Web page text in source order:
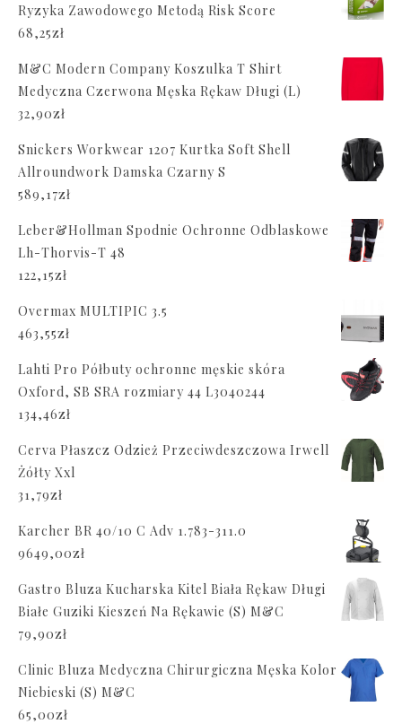
Ryzyka Zawodowego Metodą Risk Score
68,25zł
M&C Modern Company Koszulka T Shirt
Medyczna Czerwona Męska Rękaw Długi (L)
32,90zł
Snickers Workwear 1207 Kurtka Soft Shell
Allroundwork Damska Czarny S
589,17zł
Leber&Hollman Spodnie Ochronne Odblaskowe
Lh-Thorvis-T 48
122,15zł
Overmax MULTIPIC 3.5
463,55zł
Lahti Pro Półbuty ochronne męskie skóra
Oxford, SB SRA rozmiary 44 L3040244
134,46zł
Cerva Płaszcz Odzież Przeciwdeszczowa Irwell
Żółty Xxl
31,79zł
Karcher BR 40/10 C Adv 1.783-311.0
9649,00zł
Gastro Bluza Kucharska Kitel Biała Rękaw Długi
Białe Guziki Kieszeń Na Rękawie (S) M&C
79,90zł
Clinic Bluza Medyczna Chirurgiczna Męska Kolor
Niebieski (S) M&C
65,00zł